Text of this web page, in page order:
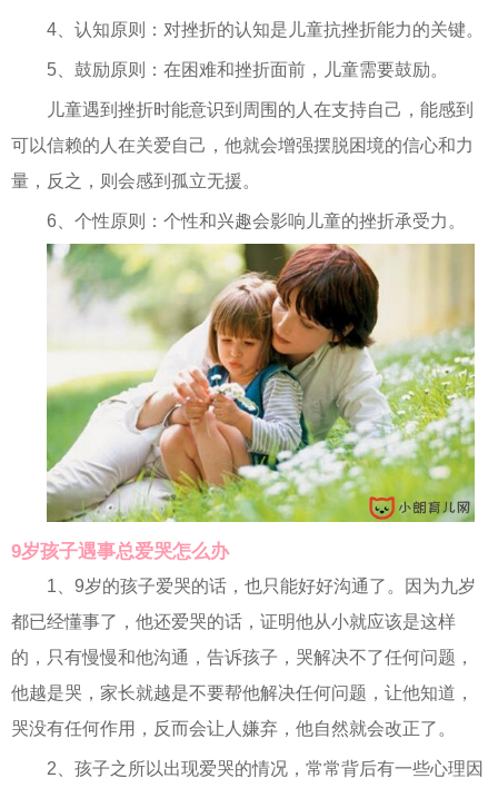
4、认知原则：对挫折的认知是儿童抗挫折能力的关键。
5、鼓励原则：在困难和挫折面前，儿童需要鼓励。
儿童遇到挫折时能意识到周围的人在支持自己，能感到
可以信赖的人在关爱自己，他就会增强摆脱困境的信心和力
量，反之，则会感到孤立无援。
6、个性原则：个性和兴趣会影响儿童的挫折承受力。
9岁孩子遇事总爱哭怎么办
1、9岁的孩子爱哭的话，也只能好好沟通了。因为九岁
都已经懂事了，他还爱哭的话，证明他从小就应该是这样
的，只有慢慢和他沟通，告诉孩子，哭解决不了任何问题，
他越是哭，家长就越是不要帮他解决任何问题，让他知道，
哭没有任何作用，反而会让人嫌弃，他自然就会改正了。
2、孩子之所以出现爱哭的情况，常常背后有一些心理因